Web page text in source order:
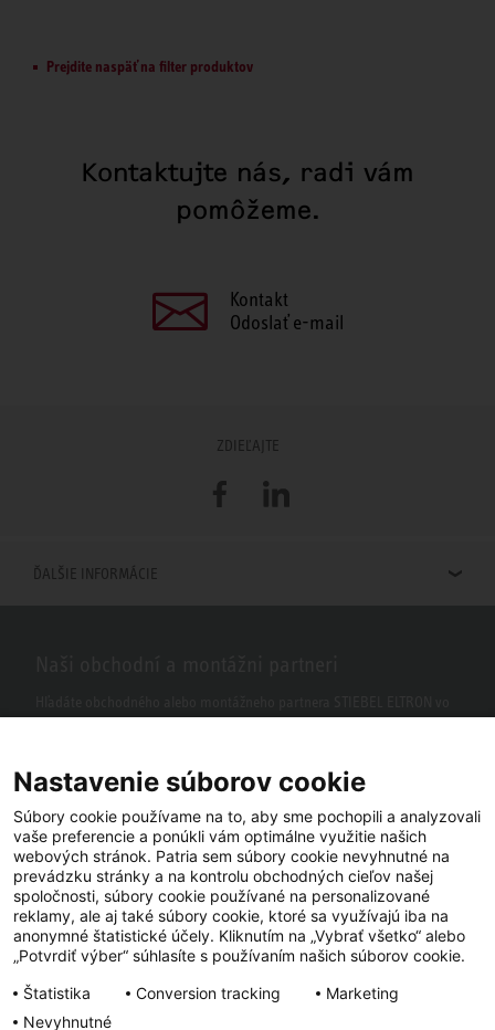
Prejdite naspäť na filter produktov
Kontaktujte nás, radi vám
pomôžeme.
Kontakt
Odoslať e-mail
ZDIEĽAJTE
FacebookLinkedIn
ĎALŠIE INFORMÁCIE
Facebook YouTube LinkedIn
Instagram
Nastavenie súborov cookie
Súbory cookie používame na to, aby sme pochopili a analyzovali
vaše preferencie a ponúkli vám optimálne využitie našich
webových stránok. Patria sem súbory cookie nevyhnutné na
prevádzku stránky a na kontrolu obchodných cieľov našej
spoločnosti, súbory cookie používané na personalizované
reklamy, ale aj také súbory cookie, ktoré sa využívajú iba na
anonymné štatistické účely. Kliknutím na „Vybrať všetko“ alebo
„Potvrdiť výber“ súhlasíte s používaním našich súborov cookie.
Štatistika
Conversion tracking
Marketing
Nevyhnutné